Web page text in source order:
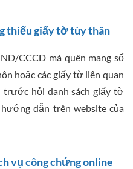
thiếu giấy tờ tùy thân
CCCD mà quên mang sổ
hoặc các giấy tờ liên quan
hỏi danh sách giấy tờ
dẫn trên website của
vụ công chứng online